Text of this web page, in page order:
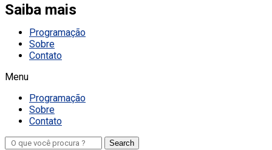
Saiba mais
Programação
Sobre
Contato
Menu
Programação
Sobre
Contato
Search